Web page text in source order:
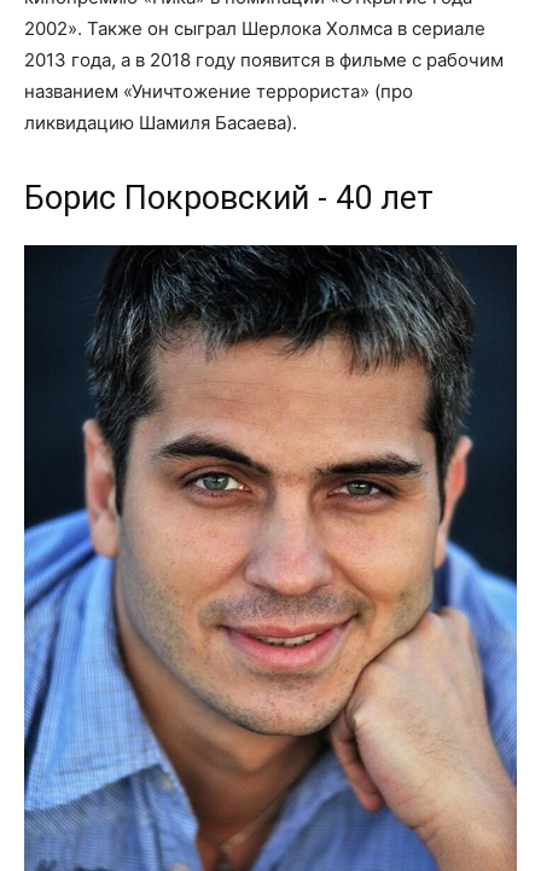
2002». Также он сыграл Шерлока Холмса в сериале
2013 года, а в 2018 году появится в фильме с рабочим
названием «Уничтожение террориста» (про
ликвидацию Шамиля Басаева).
Борис Покровский - 40 лет